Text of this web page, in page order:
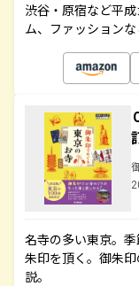
渋谷・原宿など平
ム、ファッション
名寺の多い東京。
朱印を頂く。御朱
説。